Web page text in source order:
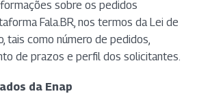
sobre os pedidos
Fala.BR, nos termos da Lei de
tais como número de pedidos,
de prazos e perfil dos solicitantes.
da Enap